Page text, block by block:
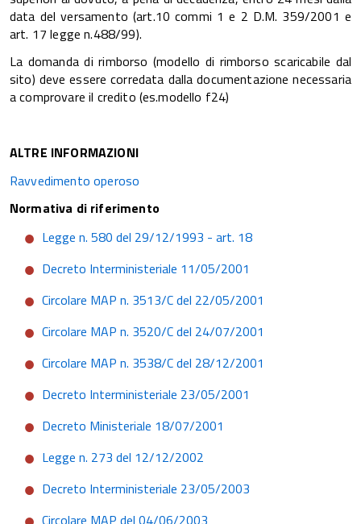
data del versamento (art.10 commi 1 e 2 D.M. 359/2001 e
art. 17 legge n.488/99).
La domanda di rimborso (modello di rimborso scaricabile dal
sito) deve essere corredata dalla documentazione necessaria
a comprovare il credito (es.modello f24)
ALTRE INFORMAZIONI
Ravvedimento operoso
Normativa di riferimento
Legge n. 580 del 29/12/1993 - art. 18
Decreto Interministeriale 11/05/2001
Circolare MAP n. 3513/C del 22/05/2001
Circolare MAP n. 3520/C del 24/07/2001
Circolare MAP n. 3538/C del 28/12/2001
Decreto Interministeriale 23/05/2001
Decreto Ministeriale 18/07/2001
Legge n. 273 del 12/12/2002
Decreto Interministeriale 23/05/2003
Circolare MAP del 04/06/2003